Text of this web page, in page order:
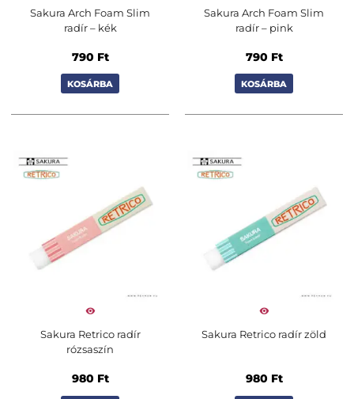
Sakura Arch Foam Slim
radír – kék
790 Ft
KOSÁRBA
Sakura Arch Foam Slim
radír – pink
790 Ft
KOSÁRBA
Sakura Retrico radír
rózsaszín
980 Ft
Sakura Retrico radír zöld
980 Ft